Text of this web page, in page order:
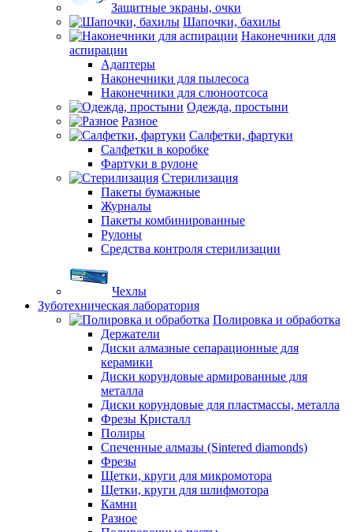
Защитные экраны, очки
Шапочки, бахилы
Наконечники для
аспирации
Адаптеры
Наконечники для пылесоса
Наконечники для слюноотсоса
Одежда, простыни
Разное
Салфетки, фартуки
Салфетки в коробке
Фартуки в рулоне
Стерилизация
Пакеты бумажные
Журналы
Пакеты комбинированные
Рулоны
Средства контроля стерилизации
Чехлы
Зуботехническая лаборатория
Полировка и обработка
Держатели
Диски алмазные сепарационные для
керамики
Диски корундовые армированные для
металла
Диски корундовые для пластмассы, металла
Фрезы Кристалл
Полиры
Спеченные алмазы (Sintered diamonds)
Фрезы
Щетки, круги для микромотора
Щетки, круги для шлифмотора
Камни
Разное